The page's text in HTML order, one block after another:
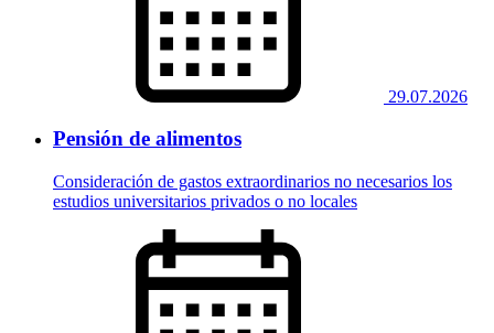
29.07.2026
Pensión de alimentos
Consideración de gastos extraordinarios no necesarios los
estudios universitarios privados o no locales